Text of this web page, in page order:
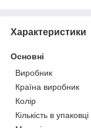
Характеристики
Основні
Виробник
Країна виробник
Колір
Кількість в упаковці